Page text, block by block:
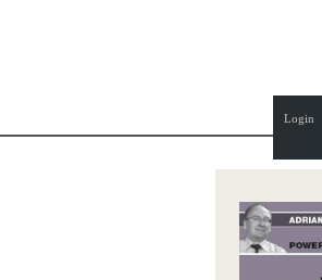
Login
Autoren